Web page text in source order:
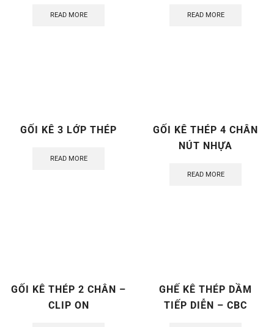
READ MORE READ MORE
GỐI KÊ 3 LỚP THÉP
READ MORE
GỐI KÊ THÉP 4 CHÂN
NÚT NHỰA
READ MORE
GỐI KÊ THÉP 2 CHÂN –
CLIP ON
GHẾ KÊ THÉP DẦM
TIẾP DIỄN – CBC